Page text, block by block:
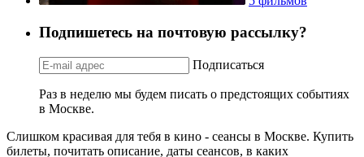
Подпишетесь на почтовую рассылку?
Подписаться
Раз в неделю мы будем писать о предстоящих событиях
в Москве.
Слишком красивая для тебя в кино - сеансы в Москве. Купить
билеты, почитать описание, даты сеансов, в каких